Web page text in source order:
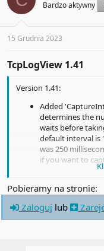
Bardzo aktywny
15 Grudnia 2023
TcpLogView 1.41​
Version 1.41:
Added
determines the
waits before
default interval is
was 250
if you want to
Pobieramy na stronie:
Zaloguj lub